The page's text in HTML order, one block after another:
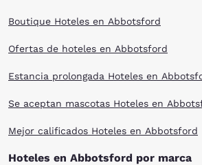
Boutique Hoteles en Abbotsford
Ofertas de hoteles en Abbotsford
Estancia prolongada Hoteles en
Se aceptan mascotas Hoteles en
Mejor calificados Hoteles en Abbotsford
Hoteles en Abbotsford por marca